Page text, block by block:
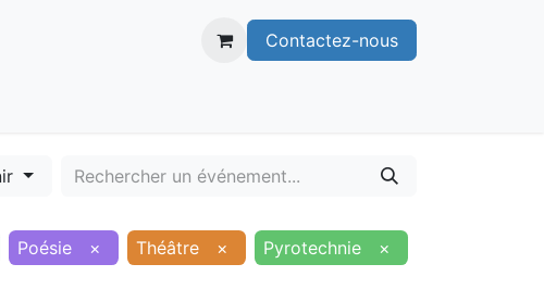
Contactez-nous
Poésie × Théâtre × Pyrotechnie ×